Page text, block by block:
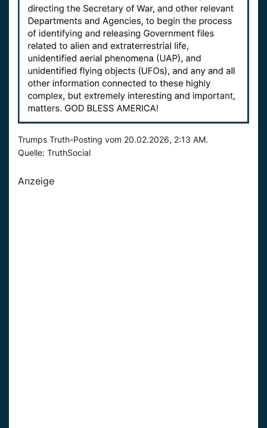
Trumps Truth-Posting vom 20.02.2026, 2:13 AM.
Quelle: TruthSocial
Anzeige